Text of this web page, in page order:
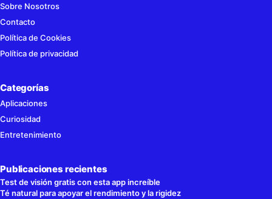
Sobre Nosotros
Contacto
Política de Cookies
Política de privacidad
Categorías
Aplicaciones
Curiosidad
Entretenimiento
Publicaciones recientes
Test de visión gratis con esta app increíble
Té natural para apoyar el rendimiento y la rigidez